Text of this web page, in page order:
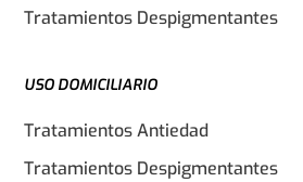
Tratamientos Despigmentantes
USO DOMICILIARIO
Tratamientos Antiedad
Tratamientos Despigmentantes